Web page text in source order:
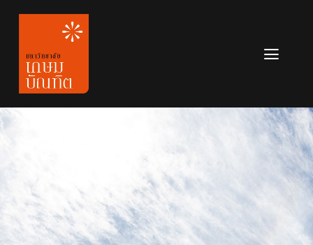
Skip
content
หลักสูตร
เกี่ยวกับมหาวิทยาลัย
ติดต่อเรา